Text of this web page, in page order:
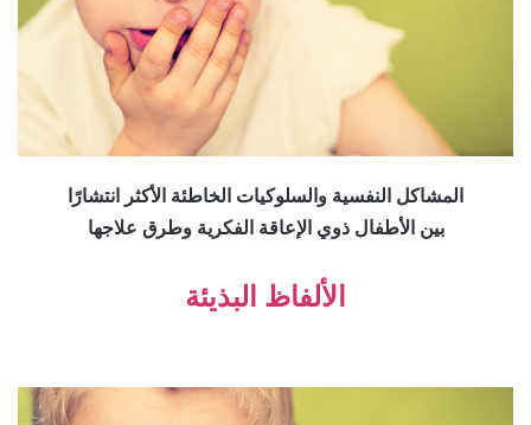
المشاكل النفسية والسلوكيات الخاطئة الأكثر انتشارًا
بين الأطفال ذوي الإعاقة الفكرية وطرق علاجها
الألفاظ البذيئة